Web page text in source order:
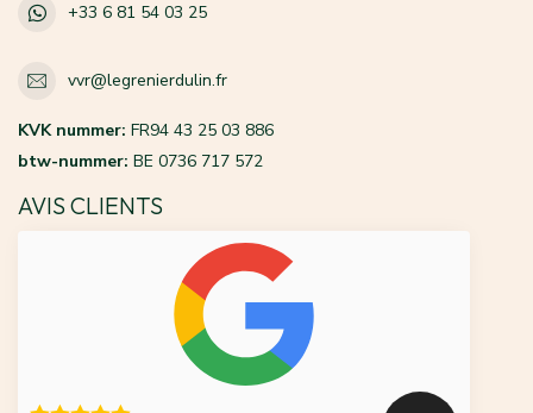
+33 6 81 54 03 25
vvr@legrenierdulin.fr
KVK nummer: FR94 43 25 03 886
btw-nummer: BE 0736 717 572
AVIS CLIENTS